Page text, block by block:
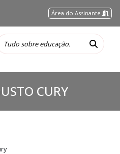
Área do Assinante
CURY